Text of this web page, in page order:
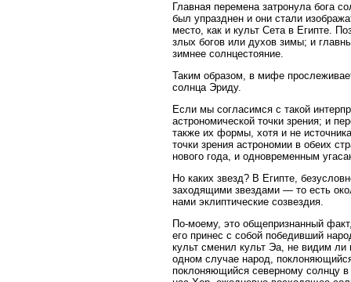
Главная перемена затронула бога
был упразднен и они стали
место, как и культ Сета в Египте.
злых богов или духов зимы; и
зимнее солнцестояние.
Таким образом, в мифе
солнца Эриду.
Если мы согласимся с такой
астрономической точки зрения; и
также их формы, хотя и не
точки зрения астрономии в обеих
нового года, и одновременным
Но каких звезд? В Египте,
заходящими звездами — то есть
нами эклиптические созвездия.
По-моему, это общепризнанный
его принес с собой победивший
культ сменил культ Эа, не видим
одном случае народ,
поклоняющийся северному солнцу в